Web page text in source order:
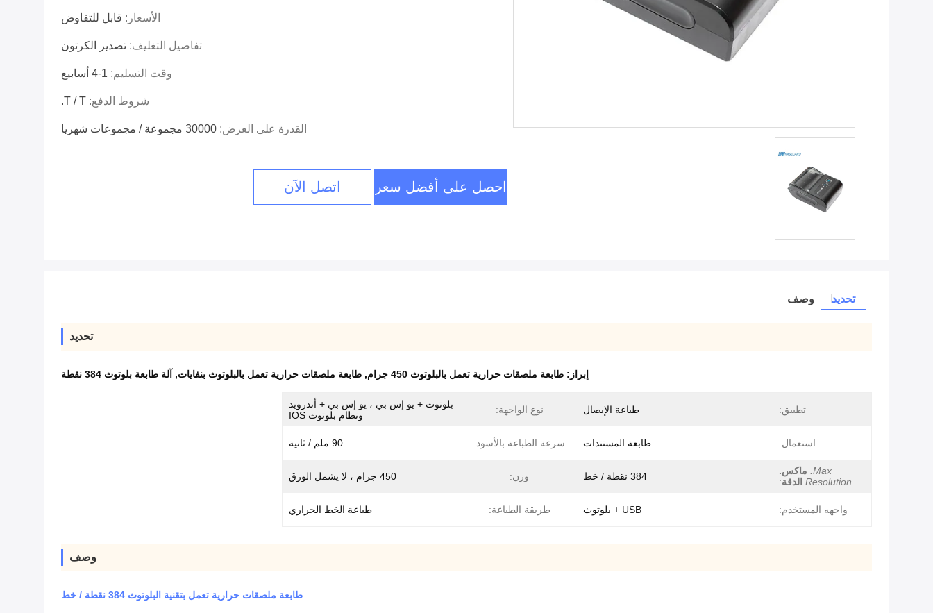
الأسعار: قابل للتفاوض
تفاصيل التغليف: تصدير الكرتون
وقت التسليم: 1-4 أسابيع
شروط الدفع: T / T.
القدرة على العرض: 30000 مجموعة / مجموعات شهريا
احصل على أفضل سعر اتصل الآن
تحديد وصف
تحديد
إبراز: طابعة ملصقات حرارية تعمل بالبلوتوث 450 جرام , طابعة ملصقات حرارية تعمل بالبلوتوث بنفايات, آلة طابعة بلوتوث 384 نقطة
تطبيق: طباعة الإيصال نوع الواجهة:
بلوتوث + يو إس بي ، يو إس بي + أندرويد
ونظام بلوتوث IOS
استعمال: طابعة المستندات سرعة الطباعة بالأسود: 90 ملم / ثانية
Max. ماكس.
Resolution الدقة: 384 نقطة / خط وزن: 450 جرام ، لا يشمل الورق
واجهه المستخدم: USB + بلوتوث طريقة الطباعة: طباعة الخط الحراري
وصف
طابعة ملصقات حرارية تعمل بتقنية البلوتوث 384 نقطة / خط